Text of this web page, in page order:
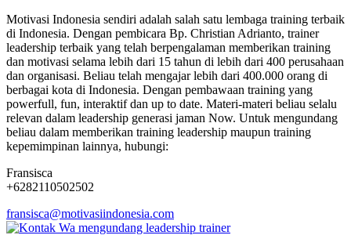
Motivasi Indonesia sendiri adalah salah satu lembaga training terbaik
di Indonesia. Dengan pembicara Bp. Christian Adrianto, trainer
leadership terbaik yang telah berpengalaman memberikan training
dan motivasi selama lebih dari 15 tahun di lebih dari 400 perusahaan
dan organisasi. Beliau telah mengajar lebih dari 400.000 orang di
berbagai kota di Indonesia. Dengan pembawaan training yang
powerfull, fun, interaktif dan up to date. Materi-materi beliau selalu
relevan dalam leadership generasi jaman Now. Untuk mengundang
beliau dalam memberikan training leadership maupun training
kepemimpinan lainnya, hubungi:
Fransisca
+6282110502502
fransisca@motivasiindonesia.com